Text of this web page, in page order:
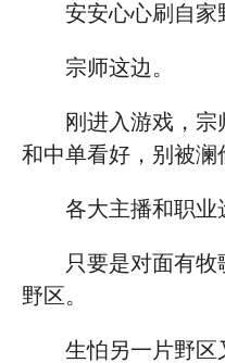
安安心心刷自家
宗师这边。
刚进入游戏，宗
和中单看好，别被澜
各大主播和职业
只要是对面有
野区。
生怕另一片野区